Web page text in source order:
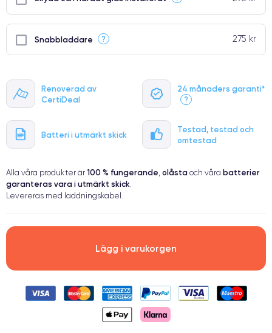
Renoverad av
CertiDeal
24 månaders garanti*
?
Batteri i utmärkt skick
Testad, testad och
omtestad
Snabbladdare ? 275 kr
Alla våra produkter är 100 % fungerande, olåsta och våra batterier
garanteras vara i utmärkt skick.
Levereras med laddningskabel.
Lägg i varukorgen